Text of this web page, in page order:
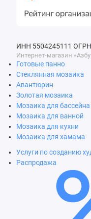
ИНН 5504245111
Интернет-магазин
Готовые панно
Стеклянная мозаика
Авантюрин
Золотая мозаика
Мозаика для бассейна
Мозаика для ванной
Мозаика для кухни
Мозаика для хамама
Услуги по созданию
Распродажа